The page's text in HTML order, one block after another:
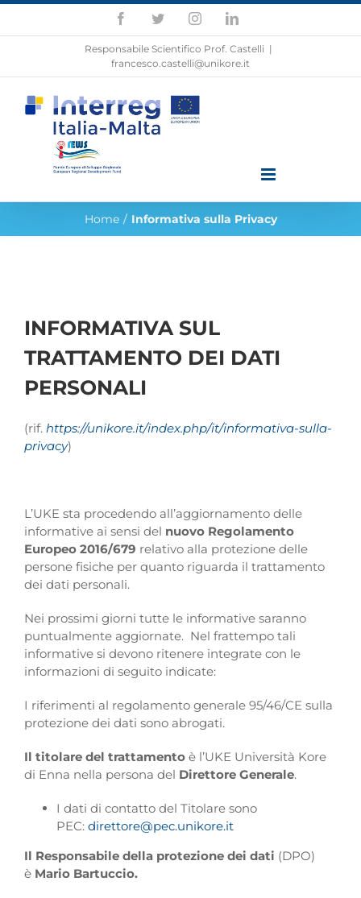
Skip
FacebookTwitterInstagramLinkedIn
Responsabile Scientifico Prof. Castelli |
francesco.castelli@unikore.it
Home / Informativa sulla Privacy
INFORMATIVA SUL
TRATTAMENTO DEI DATI
PERSONALI
(rif. https://unikore.it/index.php/it/informativa-sulla-
privacy)
L’UKE sta procedendo all’aggiornamento delle
informative ai sensi del nuovo Regolamento
Europeo 2016/679 relativo alla protezione delle
persone fisiche per quanto riguarda il trattamento
dei dati personali.
Nei prossimi giorni tutte le informative saranno
puntualmente aggiornate. Nel frattempo tali
informative si devono ritenere integrate con le
informazioni di seguito indicate:
I riferimenti al regolamento generale 95/46/CE sulla
protezione dei dati sono abrogati.
Il titolare del trattamento è l’UKE Università Kore
di Enna nella persona del Direttore Generale.
I dati di contatto del Titolare sono
PEC: direttore@pec.unikore.it
Il Responsabile della protezione dei dati (DPO)
è Mario Bartuccio.